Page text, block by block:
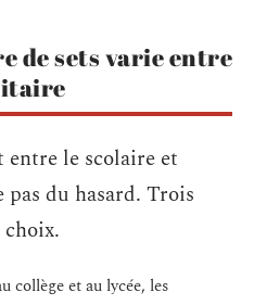
de sets varie entre
le scolaire et
du hasard. Trois
collège et au lycée, les